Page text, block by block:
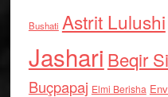
Bushati Astrit Lulushi
Jashari Beqir
Buçpapaj Elmi Berisha